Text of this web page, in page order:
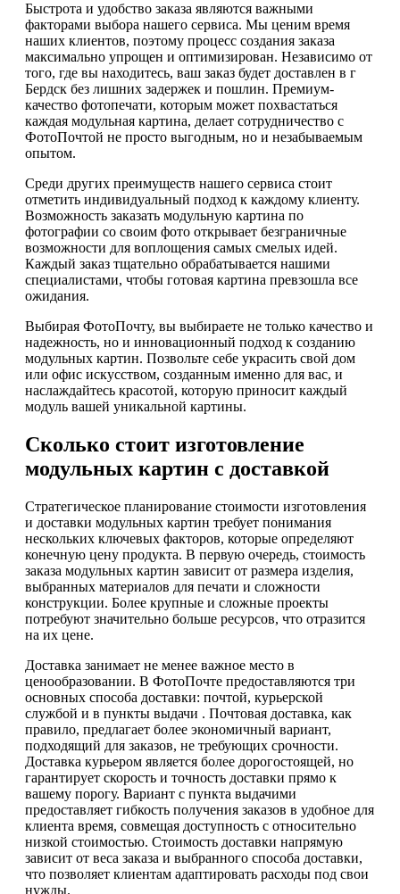
Быстрота и удобство заказа являются важными
факторами выбора нашего сервиса. Мы ценим время
наших клиентов, поэтому процесс создания заказа
максимально упрощен и оптимизирован. Независимо от
того, где вы находитесь, ваш заказ будет доставлен в г
Бердск без лишних задержек и пошлин. Премиум-
качество фотопечати, которым может похвастаться
каждая модульная картина, делает сотрудничество с
ФотоПочтой не просто выгодным, но и незабываемым
опытом.
Среди других преимуществ нашего сервиса стоит
отметить индивидуальный подход к каждому клиенту.
Возможность заказать модульную картина по
фотографии со своим фото открывает безграничные
возможности для воплощения самых смелых идей.
Каждый заказ тщательно обрабатывается нашими
специалистами, чтобы готовая картина превзошла все
ожидания.
Выбирая ФотоПочту, вы выбираете не только качество и
надежность, но и инновационный подход к созданию
модульных картин. Позвольте себе украсить свой дом
или офис искусством, созданным именно для вас, и
наслаждайтесь красотой, которую приносит каждый
модуль вашей уникальной картины.
Сколько стоит изготовление
модульных картин с доставкой
Стратегическое планирование стоимости изготовления
и доставки модульных картин требует понимания
нескольких ключевых факторов, которые определяют
конечную цену продукта. В первую очередь, стоимость
заказа модульных картин зависит от размера изделия,
выбранных материалов для печати и сложности
конструкции. Более крупные и сложные проекты
потребуют значительно больше ресурсов, что отразится
на их цене.
Доставка занимает не менее важное место в
ценообразовании. В ФотоПочте предоставляются три
основных способа доставки: почтой, курьерской
службой и в пункты выдачи . Почтовая доставка, как
правило, предлагает более экономичный вариант,
подходящий для заказов, не требующих срочности.
Доставка курьером является более дорогостоящей, но
гарантирует скорость и точность доставки прямо к
вашему порогу. Вариант с пункта выдачими
предоставляет гибкость получения заказов в удобное для
клиента время, совмещая доступность с относительно
низкой стоимостью. Стоимость доставки напрямую
зависит от веса заказа и выбранного способа доставки,
что позволяет клиентам адаптировать расходы под свои
нужды.